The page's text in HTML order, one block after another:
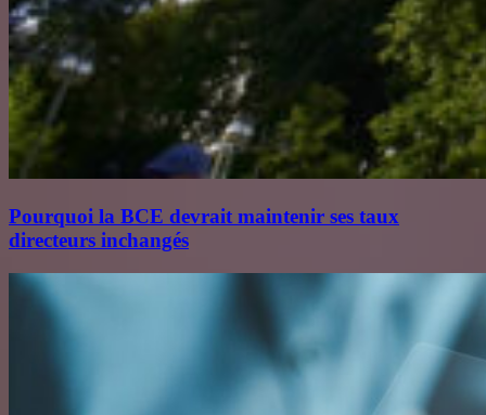
Pourquoi la BCE devrait maintenir ses taux
directeurs inchangés